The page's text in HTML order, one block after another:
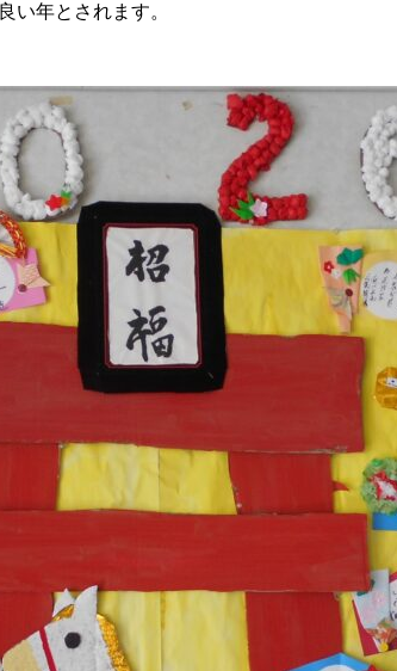
い年とされます。